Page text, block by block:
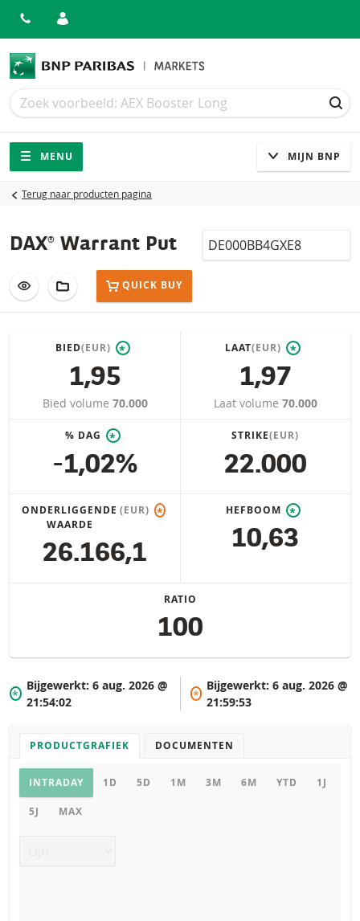
Zoek
Zoek
Navigatie
Site navigatie
MENU MIJN BNP
Terug naar producten pagina
DAX® Warrant Put Isin
VOEG TOE AAN WATCHLIST
AAN PORTFOLIO TOEVOEGEN
QUICK BUY
BIED(EUR) *
1,95
Bied volume 70.000
LAAT(EUR) *
1,97
Laat volume 70.000
% DAG *
-1,02%
STRIKE(EUR)
22.000
ONDERLIGGENDE
WAARDE
(EUR) *
26.166,1
HEFBOOM *
10,63
RATIO
100
*
Bijgewerkt: 6 aug. 2026 @
21:54:02
*
Bijgewerkt:6 aug. 2026 @
21:59:53
PRODUCTGRAFIEK DOCUMENTEN
Productgrafiek
INTRADAY 1D 5D 1M 3M 6M YTD 1J
5J MAX